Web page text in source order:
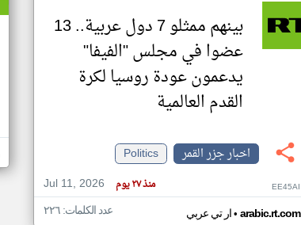
بينهم ممثلو 7 دول عربية.. 13
عضوا في مجلس "الفيفا"
يدعمون عودة روسيا لكرة
القدم العالمية
اخبار جزر القمر
Politics
Jul 11, 2026
منذ ٢٧ يوم EE45AI
ار تي عربي• arabic.rt.com عدد الكلمات: ٢٢٦